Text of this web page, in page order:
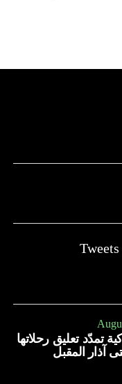
تمدّد تعليق رحلاتها
آذار المقبل